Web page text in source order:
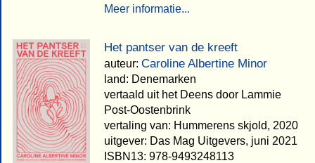
Meer informatie...
Het pantser van de kreeft
auteur: Caroline Albertine Minor
land: Denemarken
vertaald uit het Deens door Lammie
Post-Oostenbrink
vertaling van: Hummerens skjold, 2020
uitgever: Das Mag Uitgevers, juni 2021
ISBN13: 978-9493248113